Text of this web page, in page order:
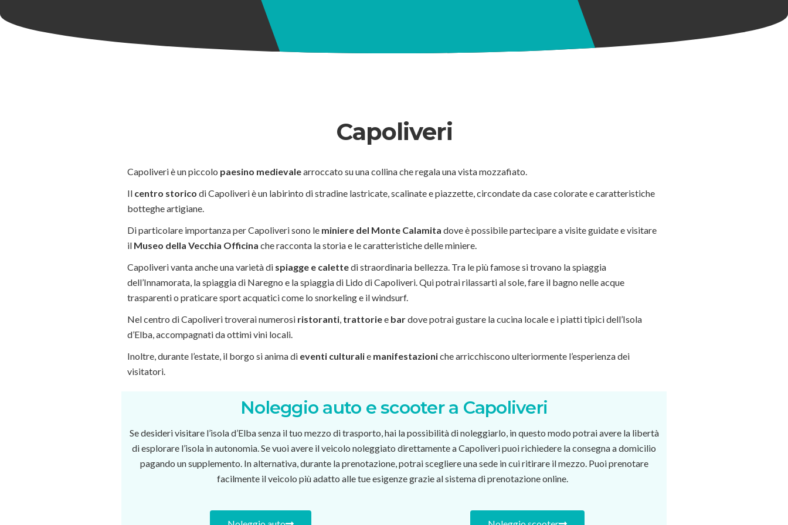
Capoliveri
Capoliveri è un piccolo paesino medievalearroccato su una collina che regala una vista mozzafiato.
Il centro storico di Capoliveri è un labirinto di stradine lastricate, scalinate e piazzette, circondate da case colorate e caratteristiche
botteghe artigiane.
Di particolare importanza per Capoliveri sono le miniere del Monte Calamita dove è possibile partecipare a visite guidate e visitare
il Museo della Vecchia Officina che racconta la storia e le caratteristiche delle miniere.
Capoliveri vanta anche una varietà di spiagge e calettedi straordinaria bellezza. Tra le più famose si trovano la spiaggia
dell’Innamorata, la spiaggia di Naregno e la spiaggia di Lido di Capoliveri. Qui potrai rilassarti al sole, fare il bagno nelle acque
trasparenti o praticare sport acquatici come lo snorkeling e il windsurf.
Nel centro di Capoliveri troverai numerosi ristoranti, trattoriee bardove potrai gustare la cucina locale e i piatti tipici dell’Isola
d’Elba, accompagnati da ottimi vini locali.
Inoltre, durante l’estate, il borgo si anima di eventi culturalie manifestazioniche arricchiscono ulteriormente l’esperienza dei
visitatori.
Noleggio auto e scooter a Capoliveri
Se desideri visitare l’isola d’Elba senza il tuo mezzo di trasporto, hai la possibilità di noleggiarlo, in questo modo potrai avere la libertà
di esplorare l’isola in autonomia.Se vuoi avere il veicolo noleggiato direttamente a Capoliveri puoi richiedere la consegna a domicilio
pagando un supplemento. In alternativa, durante la prenotazione, potrai scegliere una sede in cui ritirare il mezzo. Puoi prenotare
facilmente il veicolo più adatto alle tue esigenze grazie al sistema di prenotazione online.